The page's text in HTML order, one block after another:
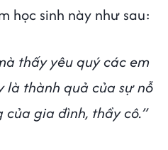
học sinh này như sau:
thấy yêu quý các em
là thành quả của sự nỗ
gia đình, thầy cô.”